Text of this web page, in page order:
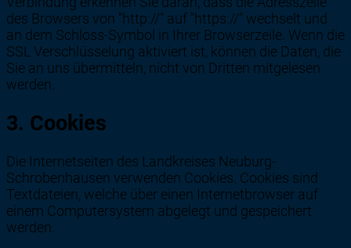
des Browsers von "http://" auf "https://" wechselt und
an dem Schloss-Symbol in Ihrer Browserzeile. Wenn die
SSL Verschlüsselung aktiviert ist, können die Daten, die
Sie an uns übermitteln, nicht von Dritten mitgelesen
werden.
3. Cookies
Die Internetseiten des Landkreises Neuburg-
Schrobenhausen verwenden Cookies. Cookies sind
Textdateien, welche über einen Internetbrowser auf
einem Computersystem abgelegt und gespeichert
werden.